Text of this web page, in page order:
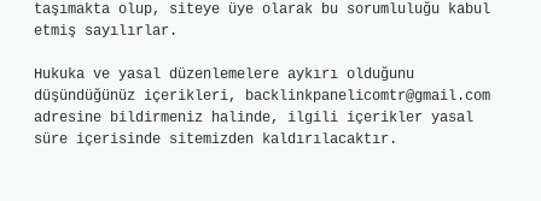
taşımakta olup, siteye üye olarak bu sorumluluğu kabul
etmiş sayılırlar.
Hukuka ve yasal düzenlemelere aykırı olduğunu
düşündüğünüz içerikleri, backlinkpanelicomtr@gmail.com
adresine bildirmeniz halinde, ilgili içerikler yasal
süre içerisinde sitemizden kaldırılacaktır.